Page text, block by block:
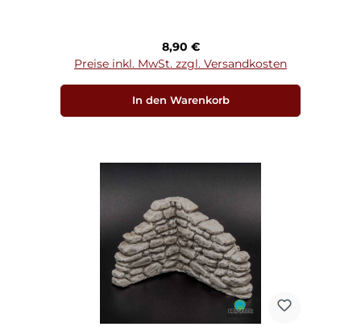
Regulärer Preis:
8,90 €
Preise inkl. MwSt. zzgl. Versandkosten
In den Warenkorb